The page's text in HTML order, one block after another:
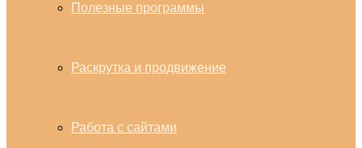
Полезные программы
Раскрутка и продвижение
Работа с сайтами